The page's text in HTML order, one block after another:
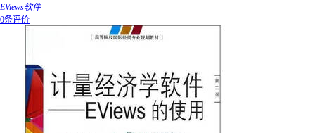
EViews软件
0条评价